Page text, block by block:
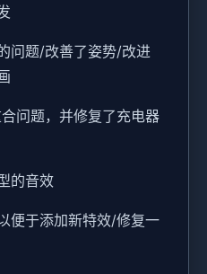
问题/改善了姿势/改进
问题，并修复了充电器
的音效
便于添加新特效/修复一